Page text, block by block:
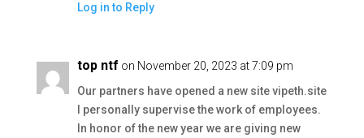
Log in to Reply
top ntf on November 20, 2023 at 7:09 pm
Our partners have opened a new site vipeth.site
I personally supervise the work of employees.
In honor of the new year we are giving new